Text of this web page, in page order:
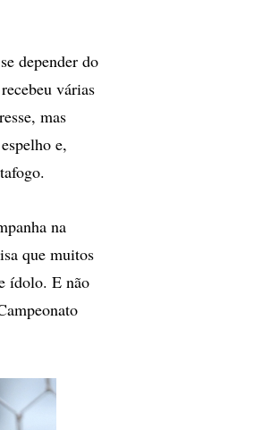
depender do
várias
mas
e,
na
que muitos
ídolo. E não